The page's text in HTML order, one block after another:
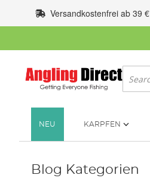
Inhalt
springen
Versandkostenfrei ab 39 €
Suche
NEU KARPFEN
Blog Kategorien